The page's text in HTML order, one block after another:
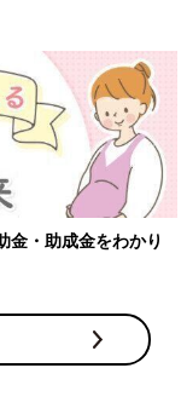
金・助成金をわかり